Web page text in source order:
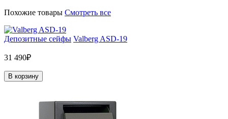
Похожие товары Смотреть все
Депозитные сейфы Valberg ASD-19
31 490₽
В корзину